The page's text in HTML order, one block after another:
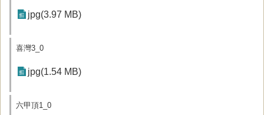
jpg(3.97 MB)
喜灣3_0
jpg(1.54 MB)
六甲頂1_0